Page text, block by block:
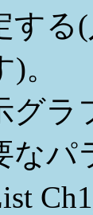
する
)。
グラ
なパ